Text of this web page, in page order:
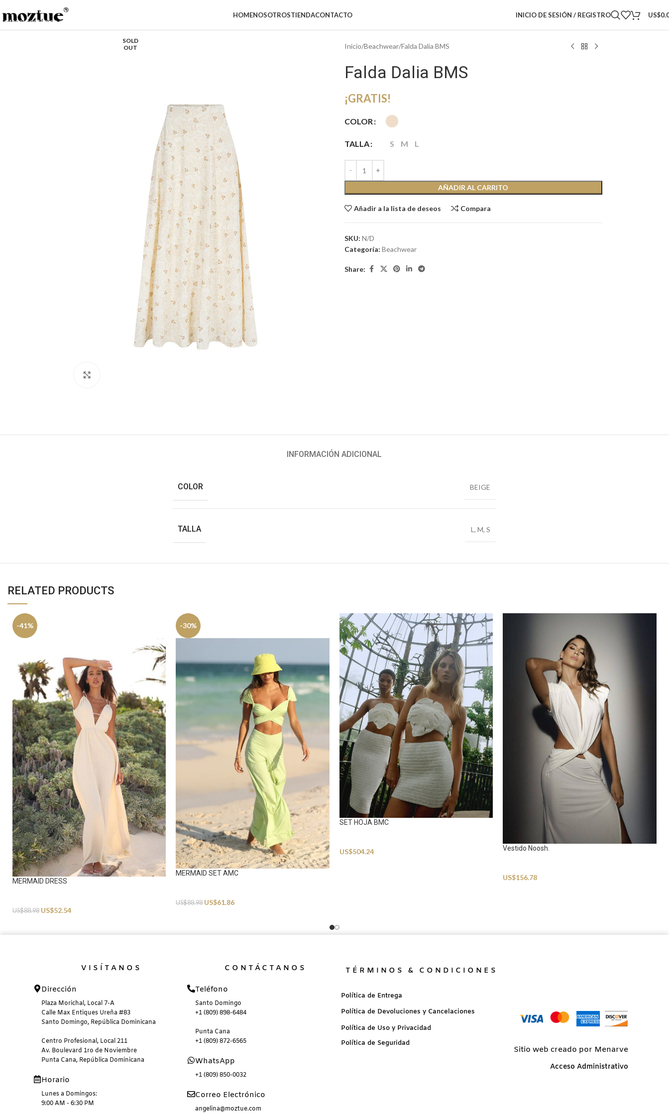
Saltar a la navegación
Saltar al contenido principal
HOMENOSOTROSTIENDACONTACTO INICIO DE SESIÓN / REGISTRO US$
SOLD
OUT
Inicio Beachwear Falda Dalia BMS
Falda Dalia BMS
¡GRATIS!
COLOR
TALLA S M L
AÑADIR AL CARRITO
Añadir a la lista de deseos Compara
SKU: N/D
Categoría: Beachwear
Share:
INFORMACIÓN ADICIONAL
COLOR BEIGE
TALLA L , M, S
RELATED PRODUCTS
-41%
MERMAID DRESS
US$88.98 US$52.54
-30%
MERMAID SET AMC
US$88.98 US$61.86
SET HOJA BMC
US$504.24 Vestido Noosh.
US$156.78
VISÍTANOS
Dirección
Plaza Morichal, Local 7-A
Calle Max Entiques Ureña #83
Santo Domingo, República Dominicana
Centro Profesional, Local 211
Av. Boulevard 1ro de Noviembre
Punta Cana, República Dominicana
Horario
Lunes a Domingos:
9:00 AM - 6:30 PM
CONTÁCTANOS
Teléfono
Santo Domingo
+1 (809) 898-6484
Punta Cana
+1 (809) 872-6565
WhatsApp
+1 (809) 850-0032
Correo Electrónico
angelina@moztue.com
TÉRMINOS & CONDICIONES
Política de Entrega
Política de Devoluciones y Cancelaciones
Política de Uso y Privacidad
Política de Seguridad
Sitio web creado por Menarve
Acceso Administrativo